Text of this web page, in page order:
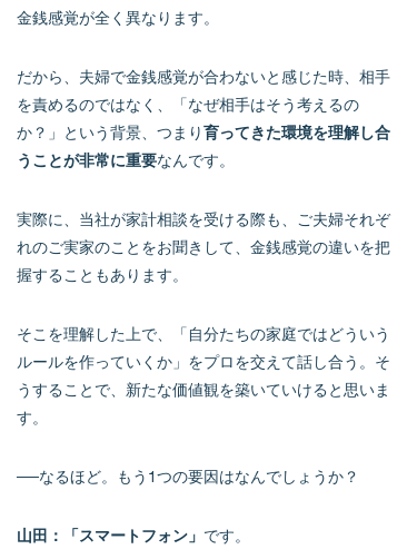
金銭感覚が全く異なります。
だから、夫婦で金銭感覚が合わないと感じた時、相手
を責めるのではなく、「なぜ相手はそう考えるの
か？」という背景、つまり育ってきた環境を理解し合
うことが非常に重要なんです。
実際に、当社が家計相談を受ける際も、ご夫婦それぞ
れのご実家のことをお聞きして、金銭感覚の違いを把
握することもあります。
そこを理解した上で、「自分たちの家庭ではどういう
ルールを作っていくか」をプロを交えて話し合う。そ
うすることで、新たな価値観を築いていけると思いま
す。
──なるほど。もう1つの要因はなんでしょうか？
山田：「スマートフォン」 です。